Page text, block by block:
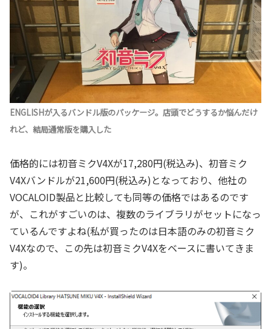
ENGLISHが入るバンドル版のパッケージ。店頭でどうするか悩んだけ
れど、結局通常版を購入した
価格的には初音ミクV4Xが17,280円(税込み)、初音ミク
V4Xバンドルが21,600円(税込み)となっており、他社の
VOCALOID製品と比較しても同等の価格ではあるのです
が、これがすごいのは、複数のライブラリがセットになっ
ているんですよね(私が買ったのは日本語のみの初音ミク
V4Xなので、この先は初音ミクV4Xをベースに書いてきま
す)。